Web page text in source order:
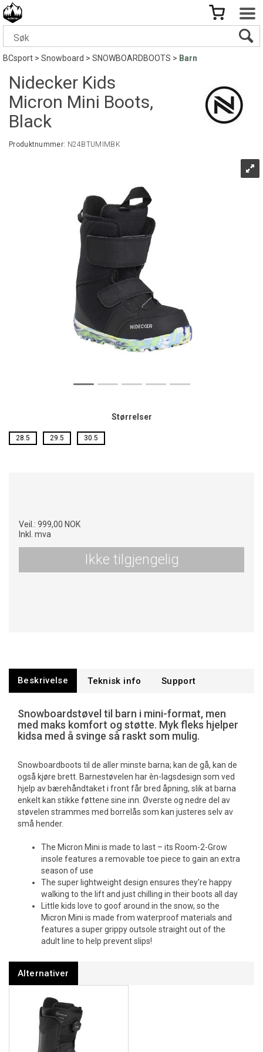
BCsport>Snowboard>SNOWBOARDBOOTS> Barn
Nidecker Kids
Micron Mini Boots,
Black
Produktnummer: N24BTUMIMBK
Størrelser
28.5 29.5 30.5
Veil.: 999,00 NOK
Inkl. mva
Ikke tilgjengelig
Beskrivelse Teknisk info Support
Snowboardstøvel til barn i mini-format, men
med maks komfort og støtte. Myk fleks hjelper
kidsa med å svinge så raskt som mulig.
Snowboardboots til de aller minste barna; kan de gå, kan de
også kjøre brett. Barnestøvelen har èn-lagsdesign som ved
hjelp av bærehåndtaket i front får bred åpning, slik at barna
enkelt kan stikke føttene sine inn. Øverste og nedre del av
støvelen strammes med borrelås som kan justeres selv av
små hender.
The Micron Mini is made to last – its Room-2-Grow
insole features a removable toe piece to gain an extra
season of use
The super lightweight design ensures they're happy
walking to the lift and just chilling in their boots all day
Little kids love to goof around in the snow, so the
Micron Mini is made from waterproof materials and
features a super grippy outsole straight out of the
adult line to help prevent slips!
Alternativer